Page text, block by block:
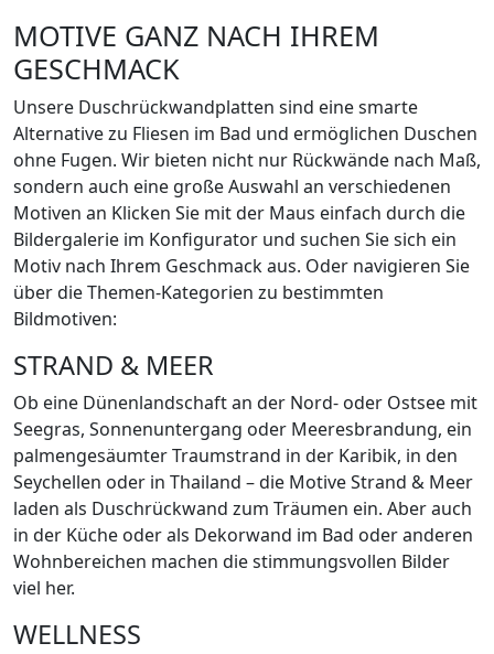
MOTIVE GANZ NACH IHREM
GESCHMACK
Unsere Duschrückwandplatten sind eine smarte
Alternative zu Fliesen im Bad und ermöglichen Duschen
ohne Fugen. Wir bieten nicht nur Rückwände nach Maß,
sondern auch eine große Auswahl an verschiedenen
Motiven an Klicken Sie mit der Maus einfach durch die
Bildergalerie im Konfigurator und suchen Sie sich ein
Motiv nach Ihrem Geschmack aus. Oder navigieren Sie
über die Themen-Kategorien zu bestimmten
Bildmotiven:
STRAND & MEER
Ob eine Dünenlandschaft an der Nord- oder Ostsee mit
Seegras, Sonnenuntergang oder Meeresbrandung, ein
palmengesäumter Traumstrand in der Karibik, in den
Seychellen oder in Thailand – die Motive Strand & Meer
laden als Duschrückwand zum Träumen ein. Aber auch
in der Küche oder als Dekorwand im Bad oder anderen
Wohnbereichen machen die stimmungsvollen Bilder
viel her.
WELLNESS